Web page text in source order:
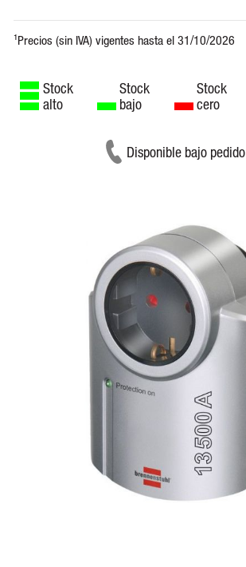
Stock
alto
Stock
bajo
Stock
cero
Disponible bajo pedido